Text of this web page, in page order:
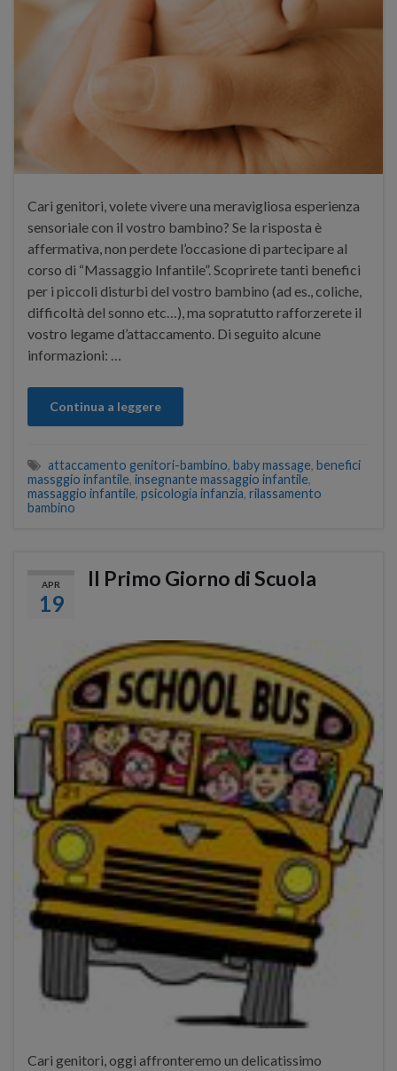
Cari genitori, volete vivere una meravigliosa esperienza
sensoriale con il vostro bambino? Se la risposta è
affermativa, non perdete l’occasione di partecipare al
corso di “Massaggio Infantile”. Scoprirete tanti benefici
per i piccoli disturbi del vostro bambino (ad es., coliche,
difficoltà del sonno etc…), ma sopratutto rafforzerete il
vostro legame d’attaccamento. Di seguito alcune
informazioni: …
Continua a leggere
attaccamento genitori-bambino, baby massage, benefici
massggio infantile, insegnante massaggio infantile,
massaggio infantile, psicologia infanzia, rilassamento
bambino
APR
19
Il Primo Giorno di Scuola
Cari genitori, oggi affronteremo un delicatissimo